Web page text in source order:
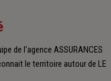
de l'agence ASSURANCES
le territoire autour de LE